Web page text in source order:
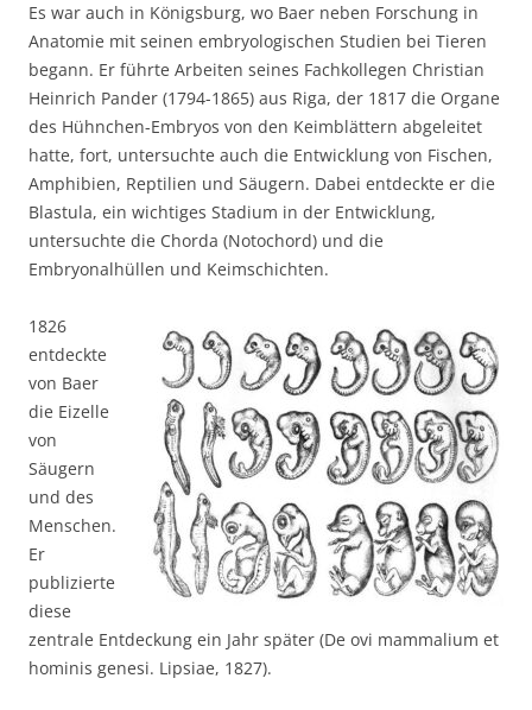
Es war auch in Königsburg, wo Baer neben Forschung in
Anatomie mit seinen embryologischen Studien bei Tieren
begann. Er führte Arbeiten seines Fachkollegen Christian
Heinrich Pander (1794-1865) aus Riga, der 1817 die Organe
des Hühnchen-Embryos von den Keimblättern abgeleitet
hatte, fort, untersuchte auch die Entwicklung von Fischen,
Amphibien, Reptilien und Säugern. Dabei entdeckte er die
Blastula, ein wichtiges Stadium in der Entwicklung,
untersuchte die Chorda (Notochord) und die
Embryonalhüllen und Keimschichten.
1826
entdeckte
von Baer
die Eizelle
von
Säugern
und des
Menschen.
Er
publizierte
diese
zentrale Entdeckung ein Jahr später (De ovi mammalium et
hominis genesi. Lipsiae, 1827).